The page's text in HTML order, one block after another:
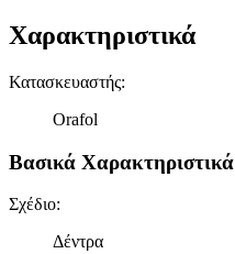
Χαρακτηριστικά
Κατασκευαστής:
Orafol
Βασικά Χαρακτηριστικά
Σχέδιο:
Δέντρα